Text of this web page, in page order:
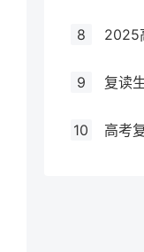
8
9 复读
10